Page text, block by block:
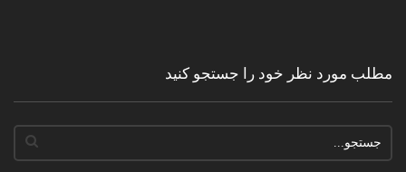
مطلب مورد نظر خود را جستجو کنید